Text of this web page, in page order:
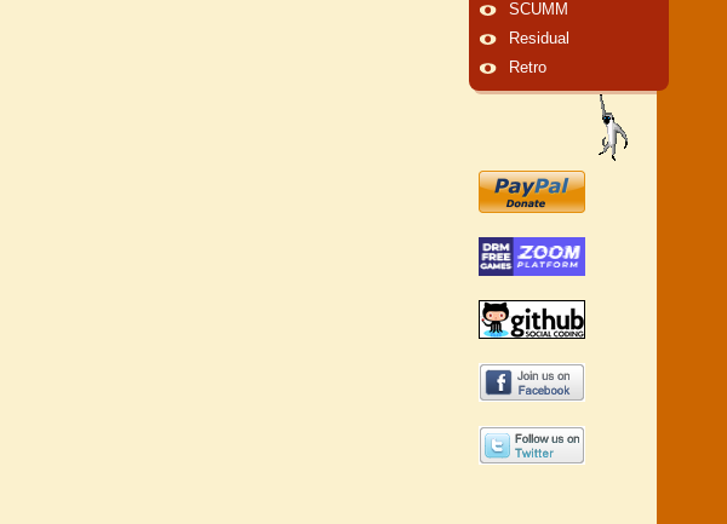
SCUMM
Residual
Retro